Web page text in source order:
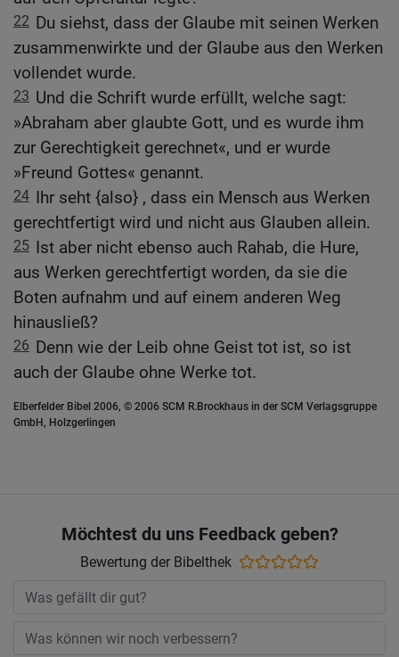
22 Du siehst, dass der Glaube mit seinen Werken
zusammenwirkte und der Glaube aus den Werken
vollendet wurde.
23 Und die Schrift wurde erfüllt, welche sagt:
»Abraham aber glaubte Gott, und es wurde ihm
zur Gerechtigkeit gerechnet«, und er wurde
»Freund Gottes« genannt.
24 Ihr seht {also} , dass ein Mensch aus Werken
gerechtfertigt wird und nicht aus Glauben allein.
25 Ist aber nicht ebenso auch Rahab, die Hure,
aus Werken gerechtfertigt worden, da sie die
Boten aufnahm und auf einem anderen Weg
hinausließ?
26 Denn wie der Leib ohne Geist tot ist, so ist
auch der Glaube ohne Werke tot.
Elberfelder Bibel 2006, © 2006 SCM R.Brockhaus in der SCM Verlagsgruppe
GmbH, Holzgerlingen
Möchtest du uns Feedback geben?
Bewertung der Bibelthek